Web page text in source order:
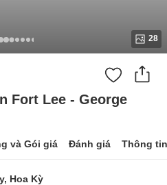
28
Fort Lee - George
và Gói giá Đánh giá Thông
Hoa Kỳ